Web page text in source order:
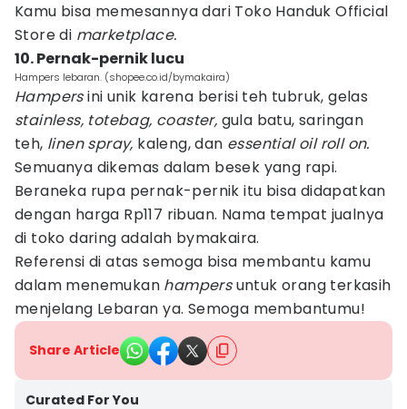
Kamu bisa memesannya dari Toko Handuk Official
Store di marketplace.
10. Pernak-pernik lucu
Hampers lebaran. (shopee.co.id/bymakaira)
Hampersini unik karena berisi teh tubruk, gelas
stainless, totebag, coaster, gula batu, saringan
teh, linen spray, kaleng, dan essential oil roll on.
Semuanya dikemas dalam besek yang rapi.
Beraneka rupa pernak-pernik itu bisa didapatkan
dengan harga Rp117 ribuan. Nama tempat jualnya
di toko daring adalah bymakaira.
Referensi di atas semoga bisa membantu kamu
dalam menemukan hampersuntuk orang terkasih
menjelang Lebaran ya. Semoga membantumu!
Share Article
Curated For You